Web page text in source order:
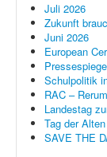
Juli 2026
Zukunft
Juni 2026
European
Schulpolitik
RAC –
Landestag
Tag der
SAVE THE